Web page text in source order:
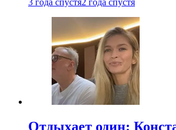
3 года спустя2 года спустя
Отдыхает один: